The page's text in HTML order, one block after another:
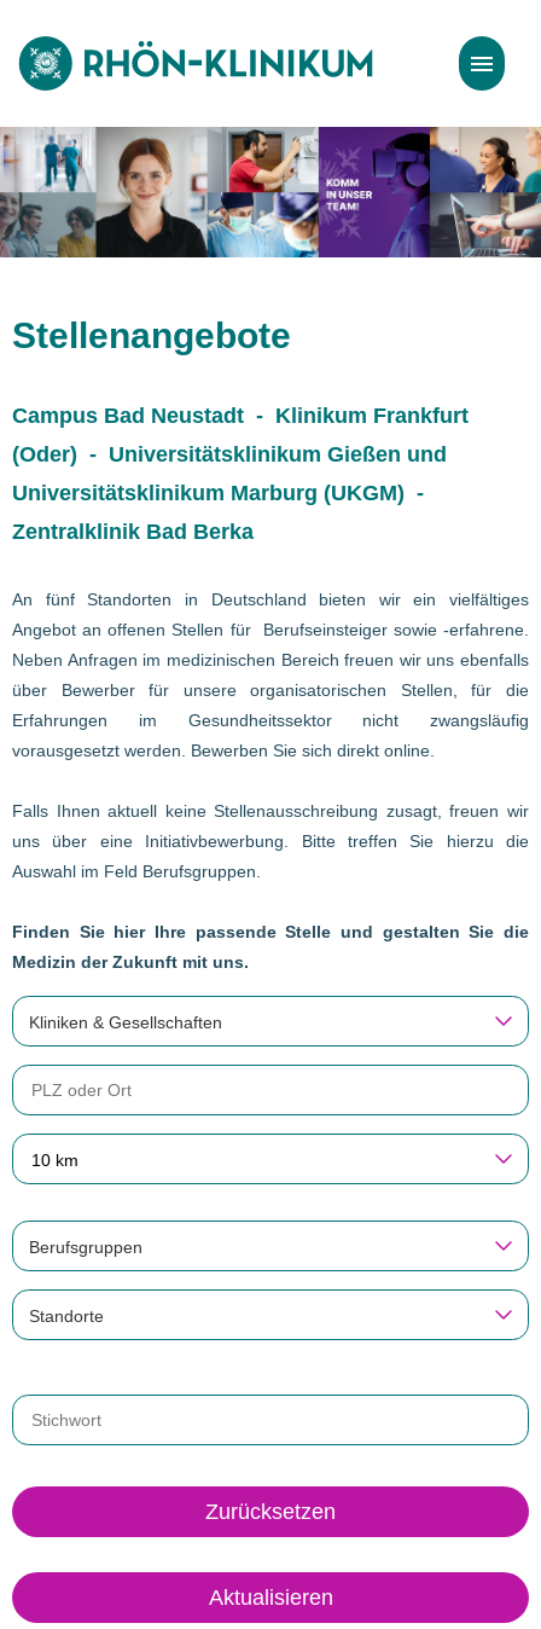
Stellenangebote
Bewerbungstipps
Stellenangebote
Campus Bad Neustadt - Klinikum Frankfurt
(Oder) - Universitätsklinikum Gießen und
Universitätsklinikum Marburg (UKGM) -
Zentralklinik Bad Berka
An fünf Standorten in Deutschland bieten wir ein vielfältiges
Angebot an offenen Stellen für Berufseinsteiger sowie -erfahrene.
Neben Anfragen im medizinischen Bereich freuen wir uns ebenfalls
über Bewerber für unsere organisatorischen Stellen, für die
Erfahrungen im Gesundheitssektor nicht zwangsläufig
vorausgesetzt werden. Bewerben Sie sich direkt online.
Falls Ihnen aktuell keine Stellenausschreibung zusagt, freuen wir
uns über eine Initiativbewerbung. Bitte treffen Sie hierzu die
Auswahl im Feld Berufsgruppen.
Finden Sie hier Ihre passende Stelle und gestalten Sie die
Medizin der Zukunft mit uns.
Kliniken & Gesellschaften
10 km
Berufsgruppen
Standorte
Zurücksetzen
Aktualisieren